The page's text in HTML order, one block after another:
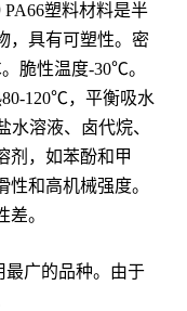
PA66塑料材料是半
，具有可塑性。密
脆性温度-30℃。
120℃，平衡吸水
水溶液、卤代烷、
剂，如苯酚和甲
和高机械强度。
。
最广的品种。由于